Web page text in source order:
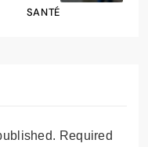
SANTÉ
Required